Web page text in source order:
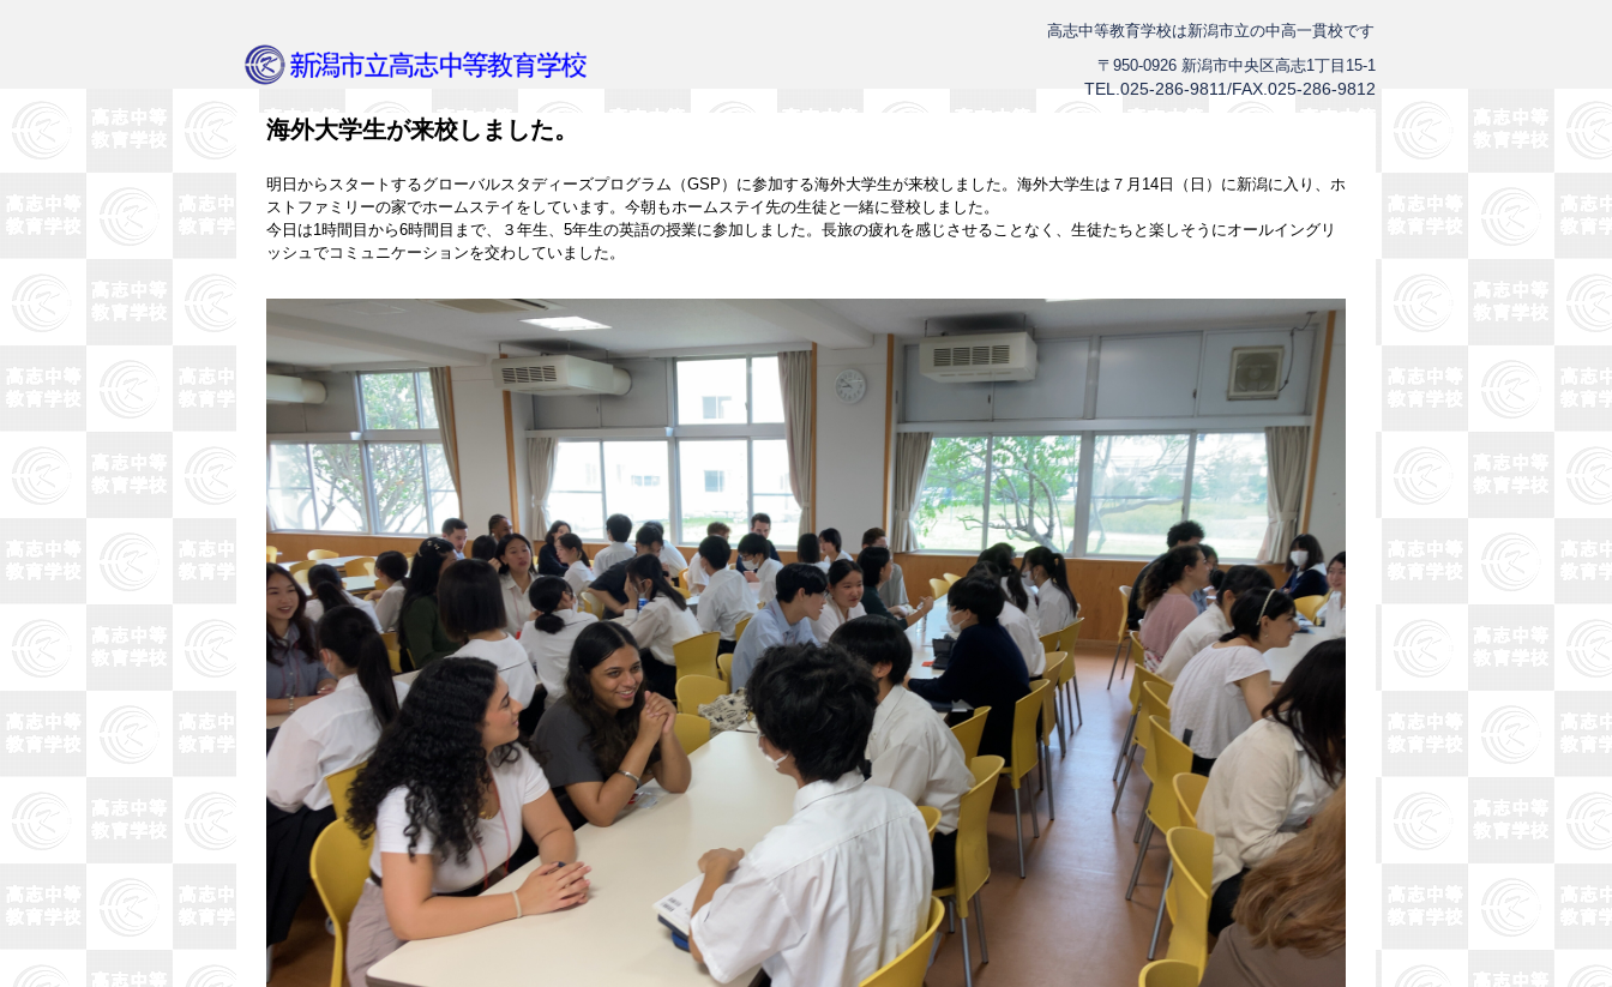
高志中等教育学校は新潟市立の中高一貫校です
〒950-0926 新潟市中央区高志1丁目15-1
TEL.025-286-9811/FAX.025-286-9812
海外大学生が来校しました。
明日からスタートするグローバルスタディーズプログラム（GSP）に参加する海外大学生が来校しました。海外大学生は７月14日（日）に新潟に入り、ホ
ストファミリーの家でホームステイをしています。今朝もホームステイ先の生徒と一緒に登校しました。
今日は1時間目から6時間目まで、３年生、5年生の英語の授業に参加しました。長旅の疲れを感じさせることなく、生徒たちと楽しそうにオールイングリ
ッシュでコミュニケーションを交わしていました。